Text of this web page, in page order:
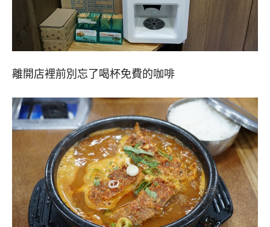
離開店裡前別忘了喝杯免費的咖啡